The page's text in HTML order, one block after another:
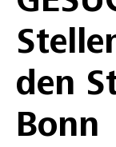
Gewerblich-
Deine Zukunft
Interviews
Spannende
Werkstudium
den
Bonn